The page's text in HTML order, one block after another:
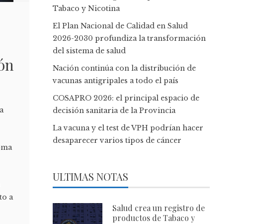
a
Tabaco y Nicotina
El Plan Nacional de Calidad en Salud
2026-2030 profundiza la transformación
del sistema de salud
Nación continúa con la distribución de
vacunas antigripales a todo el país
COSAPRO 2026: el principal espacio de
decisión sanitaria de la Provincia
La vacuna y el test de VPH podrían hacer
desaparecer varios tipos de cáncer
ULTIMAS NOTAS
Salud crea un registro de
productos de Tabaco y